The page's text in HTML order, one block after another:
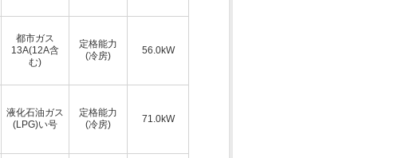
都市ガス
13A(12A含
む)
定格能力
(冷房)
56.0kW
液化石油ガス
(LPG)い号
定格能力
(冷房)
71.0kW